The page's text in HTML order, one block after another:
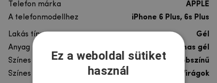
Telefon márka
APPLE
A telefonmodellhez
iPhone 6 Plus, 6s Plus
Lakás típusa
Gél
Anyag
rugalmas gél
Színes
többszínű
Színes motívum
Virágok
Ez a weboldal sütiket
használ